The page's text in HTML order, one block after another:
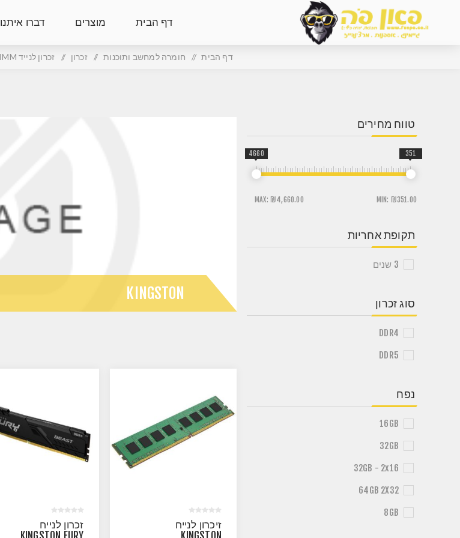
דף הבית מוצרים דברו איתנו
דף הבית / חומרה למחשב ותוכנות / זכרון / זכרון לנייד SODIMM
KINGSTON
זיכרון לנייח
זכרון לנייח
טווח מחירים
MIN: ₪351.00
MAX: ₪4,660.00
4660 351
תקופת אחריות
3 שנים
סוג זכרון
DDR4
DDR5
נפח
16GB
32GB
32GB - 2x16
64GB 2X32
8GB